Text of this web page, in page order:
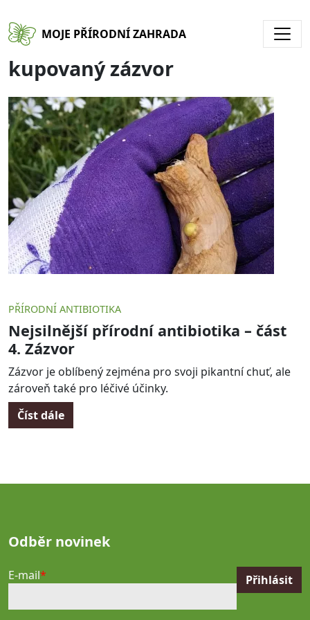
MOJE PŘÍRODNÍ ZAHRADA
kupovaný zázvor
PŘÍRODNÍ ANTIBIOTIKA
Nejsilnější přírodní antibiotika – část
4. Zázvor
Zázvor je oblíbený zejména pro svoji pikantní chuť, ale
zároveň také pro léčivé účinky.
Číst dále
Odběr novinek
E-mail